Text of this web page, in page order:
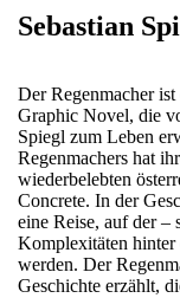
Sebastian
Der Regenmacher
Graphic Novel, die
Spiegl zum Leben
Regenmachers hat
wiederbelebten
Concrete. In der
eine Reise, auf der –
Komplexitäten hinter
werden. Der
Geschichte erzählt,